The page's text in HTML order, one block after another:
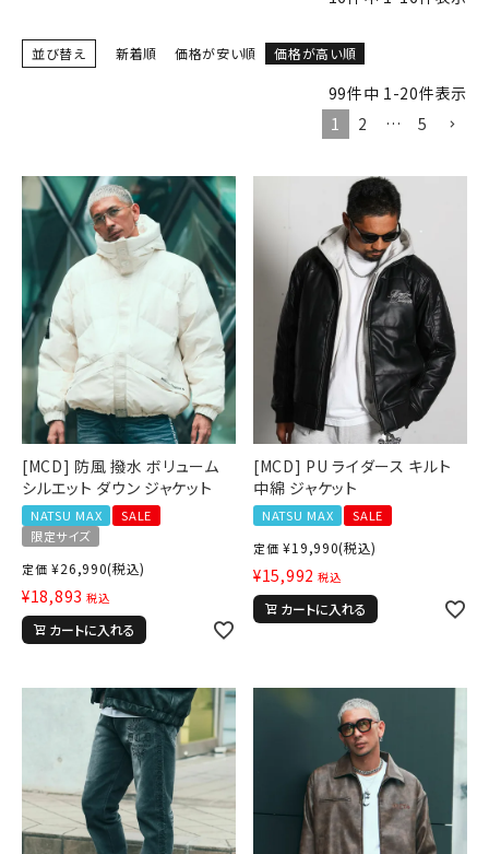
詳しい条件から探す
並び替え 新着順 価格が安い順 価格が高い順
99件中 1-20件表示
1
2 … 5
[MCD] 防風 撥水 ボリューム
シルエット ダウン ジャケット
NATSU MAX
SALE
限定サイズ
定価 ¥26,990(税込)
¥18,893 税込
カートに入れる
[MCD] PU ライダース キルト
中綿 ジャケット
NATSU MAX
SALE
定価 ¥19,990(税込)
¥15,992 税込
カートに入れる